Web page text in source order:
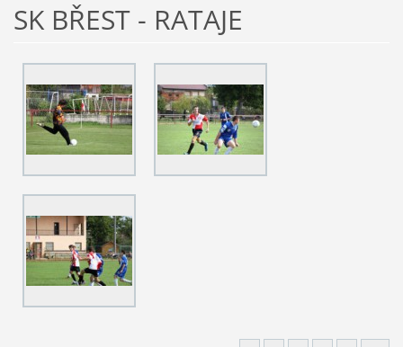
SK BŘEST - RATAJE